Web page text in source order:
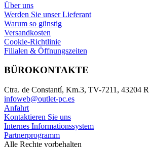
Über uns
Werden Sie unser Lieferant
Warum so günstig
Versandkosten
Cookie-Richtlinie
Filialen & Öffnungszeiten
BÜROKONTAKTE
Ctra. de Constantí, Km.3, TV-7211, 43204
infoweb@outlet-pc.es
Anfahrt
Kontaktieren Sie uns
Internes Informationssystem
Partnerprogramm
Alle Rechte vorbehalten